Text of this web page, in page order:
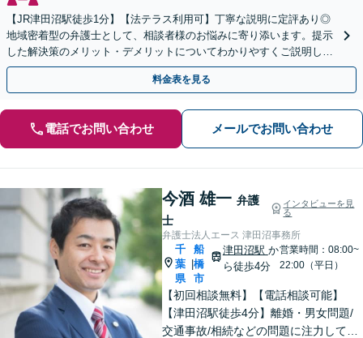
【JR津田沼駅徒歩1分】【法テラス利用可】丁寧な説明に定評あり◎
地域密着型の弁護士として、相談者様のお悩みに寄り添います。提示
した解決策のメリット・デメリットについてわかりやすくご説明しま
す【初回相談無料 】【プライバシーへの配慮も安心】
料金表を見る
電話でお問い合わせ メールでお問い合わせ
今酒 雄一 弁護
士
インタビューを見
る
弁護士法人エース 津田沼事務所
千
葉
県
船
橋
市
津田沼駅 か
ら徒歩4分
営業時間：08:00~
22:00（平日）
【初回相談無料】【電話相談可能】
【津田沼駅徒歩4分】離婚・男女問題/
交通事故/相続などの問題に注力してい